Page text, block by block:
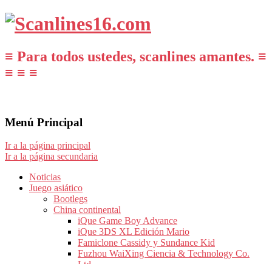
≡ Para todos ustedes, scanlines amantes. ≡
≡ ≡ ≡
Menú Principal
Ir a la página principal
Ir a la página secundaria
Noticias
Juego asiático
Bootlegs
China continental
iQue Game Boy Advance
iQue 3DS XL Edición Mario
Famiclone Cassidy y Sundance Kid
Fuzhou WaiXing Ciencia & Technology Co.